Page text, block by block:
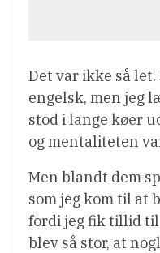
Det var ikke så
engelsk, men jeg
stod i lange køer
og mentaliteten
Men blandt dem
som jeg kom til at
fordi jeg fik tillid
blev så stor, at